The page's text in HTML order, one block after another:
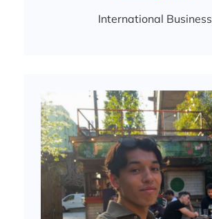
International Business